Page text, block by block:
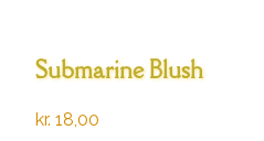
Submarine Blush
kr. 18,00